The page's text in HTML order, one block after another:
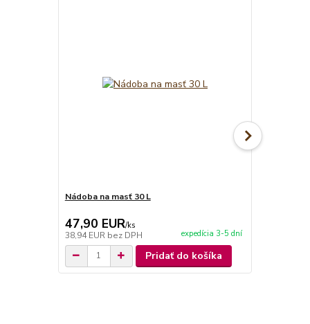
Nádoba na masť 30 L
47,90 EUR/ks
38,94 EUR bez DPH expedícia 3-5 dní
Pridať do košíka